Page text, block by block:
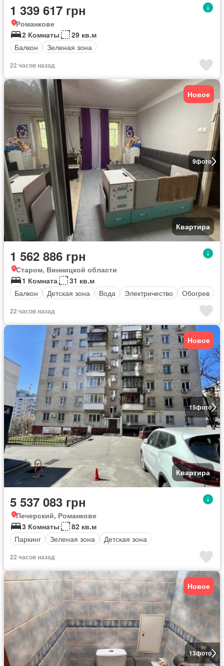
1 339 617 грн
Романкове
2 Комнаты
29 кв.м
Балкон
Зеленая зона
22 часов назад
9фото
Новое
Квартира
1 562 886 грн
Старом, Винницкой области
1 Комната
31 кв.м
Балкон
Детская зона Вода Электричество Обогрев
22 часов назад
15фото
Новое
Квартира
5 537 083 грн
Печерский, Романкове
3 Комнаты
82 кв.м
Паркинг
Зеленая зона Детская зона
22 часов назад
13фото
Новое